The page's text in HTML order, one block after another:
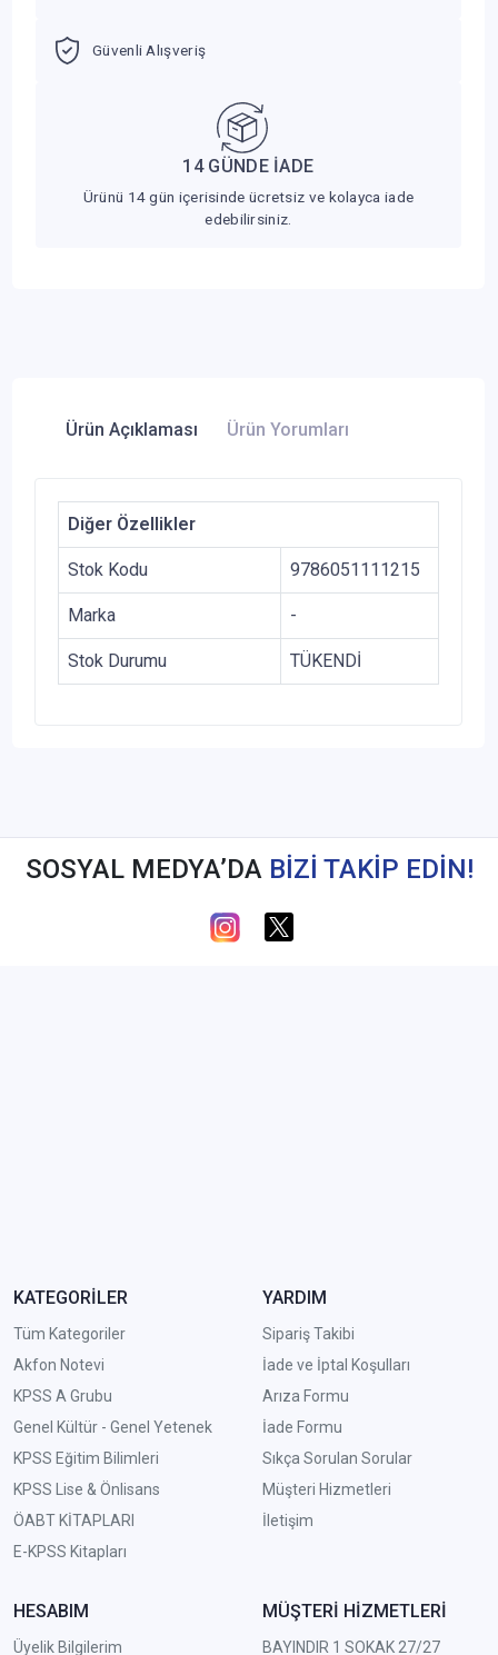
Güvenli Alışveriş
14 GÜNDE İADE
Ürünü 14 gün içerisinde ücretsiz ve kolayca iade
edebilirsiniz.
Ürün Açıklaması Ürün Yorumları
Diğer Özellikler
Stok Kodu 9786051111215
Marka -
Stok Durumu TÜKENDİ
SOSYAL MEDYA’DA BİZİ TAKİP EDİN!
KATEGORİLER
Tüm Kategoriler
Akfon Notevi
KPSS A Grubu
Genel Kültür - Genel Yetenek
KPSS Eğitim Bilimleri
KPSS Lise & Önlisans
ÖABT KİTAPLARI
E-KPSS Kitapları
YARDIM
Sipariş Takibi
İade ve İptal Koşulları
Arıza Formu
İade Formu
Sıkça Sorulan Sorular
Müşteri Hizmetleri
İletişim
HESABIM
Üyelik Bilgilerim
MÜŞTERİ HİZMETLERİ
BAYINDIR 1 SOKAK 27/27